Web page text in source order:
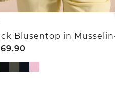
69.90